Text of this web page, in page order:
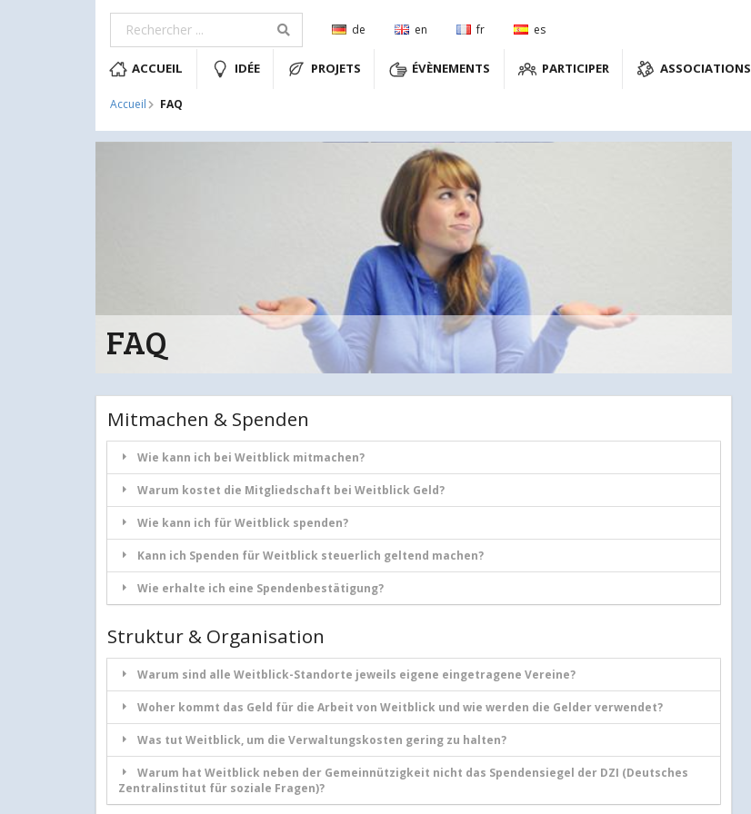
de en fr es
ACCUEIL IDÉE PROJETS ÉVÈNEMENTS PARTICIPER ASSOCIATIONS
Accueil FAQ
FAQ
Mitmachen & Spenden
Wie kann ich bei Weitblick mitmachen?
Warum kostet die Mitgliedschaft bei Weitblick Geld?
Wie kann ich für Weitblick spenden?
Kann ich Spenden für Weitblick steuerlich geltend machen?
Wie erhalte ich eine Spendenbestätigung?
Struktur & Organisation
Warum sind alle Weitblick-Standorte jeweils eigene eingetragene Vereine?
Woher kommt das Geld für die Arbeit von Weitblick und wie werden die Gelder verwendet?
Was tut Weitblick, um die Verwaltungskosten gering zu halten?
Warum hat Weitblick neben der Gemeinnützigkeit nicht das Spendensiegel der DZI (Deutsches
Zentralinstitut für soziale Fragen)?